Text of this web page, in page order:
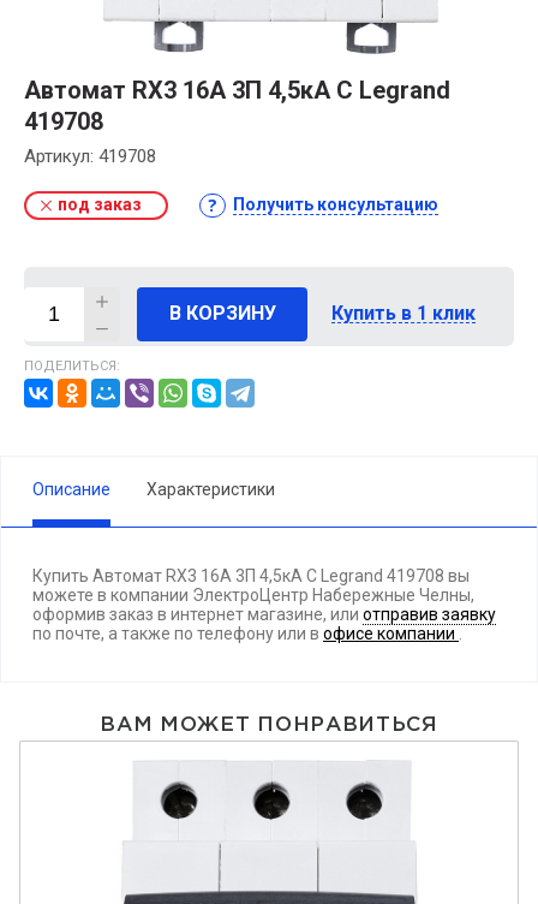
Автомат RX3 16А 3П 4,5кА C Legrand
419708
Артикул: 419708
под заказ Получить консультацию
В КОРЗИНУ Купить в 1 клик
ПОДЕЛИТЬСЯ:
Описание Характеристики
Купить Автомат RX3 16А 3П 4,5кА C Legrand 419708 вы
можете в компании ЭлектроЦентр Набережные Челны,
оформив заказ в интернет магазине, или отправив заявку
по почте, а также по телефонуили в офисе компании
ВАМ МОЖЕТ ПОНРАВИТЬСЯ